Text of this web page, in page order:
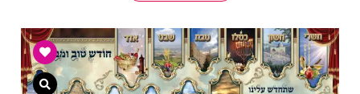
צפייה